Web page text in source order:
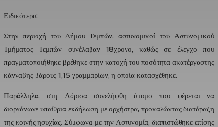
Ειδικότερα:
Στην περιοχή του Δήμου Τεμπών, αστυνομικοί του Αστυνομικού
Τμήματος Τεμπών συνέλαβαν 18χρονο, καθώς σε έλεγχο που
πραγματοποιήθηκε βρέθηκε στην κατοχή του ποσότητα ακατέργαστης
κάνναβης βάρους 1,15 γραμμαρίων, η οποία κατασχέθηκε.
Παράλληλα, στη Λάρισα συνελήφθη άτομο που φέρεται να
διοργάνωνε υπαίθρια εκδήλωση με ορχήστρα, προκαλώντας διατάραξη
της κοινής ησυχίας. Σύμφωνα με την Αστυνομία, διαπιστώθηκε επίσης